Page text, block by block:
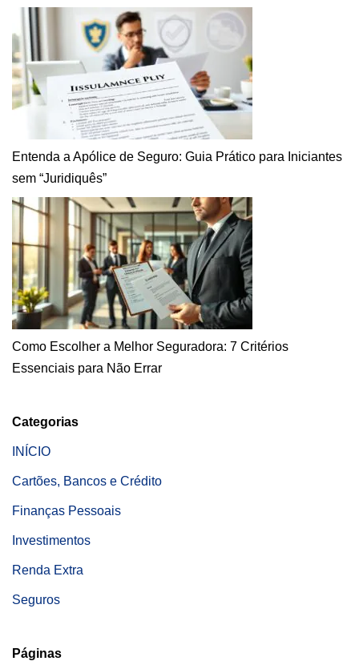
Entenda a Apólice de Seguro: Guia Prático para Iniciantes
sem “Juridiquês”
Como Escolher a Melhor Seguradora: 7 Critérios
Essenciais para Não Errar
Categorias
INÍCIO
Cartões, Bancos e Crédito
Finanças Pessoais
Investimentos
Renda Extra
Seguros
Páginas